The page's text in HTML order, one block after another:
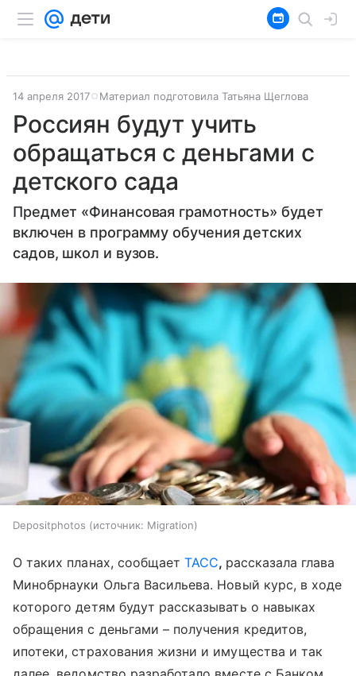
14 апреля 2017 Материал подготовила Татьяна Щеглова
Россиян будут учить
обращаться с деньгами с
детского сада
Предмет «Финансовая грамотность» будет
включен в программу обучения детских
садов, школ и вузов.
Depositphotos источник: Migration
О таких планах, сообщаетТАСС, рассказала глава
Минобрнауки Ольга Васильева. Новый курс, в ходе
которого детям будут рассказывать о навыках
обращения с деньгами – получения кредитов,
ипотеки, страхования жизни и имущества и так